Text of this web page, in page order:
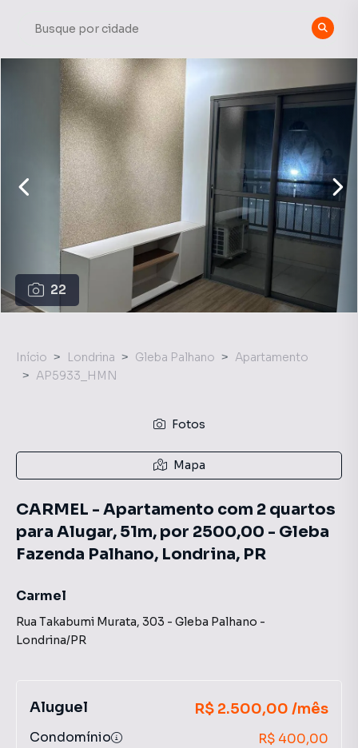
22
Início Londrina Gleba Palhano
Apartamento
AP5933_HMN
Fotos
Mapa
CARMEL - Apartamento com 2 quartos
para Alugar, 51m, por 2500,00 - Gleba
Fazenda Palhano, Londrina, PR
Carmel
Rua Takabumi Murata, 303 - Gleba Palhano -
Londrina/PR
Aluguel R$ 2.500,00 /mês
Condomínio R$ 400,00